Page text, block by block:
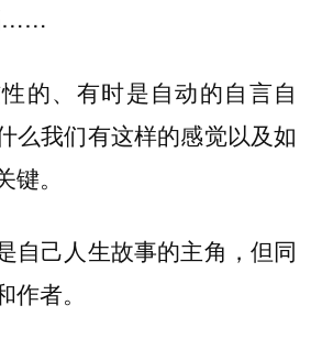
……
的、有时是自动的自言自
么我们有这样的感觉以及如
。
自己人生故事的主角，但同
者。